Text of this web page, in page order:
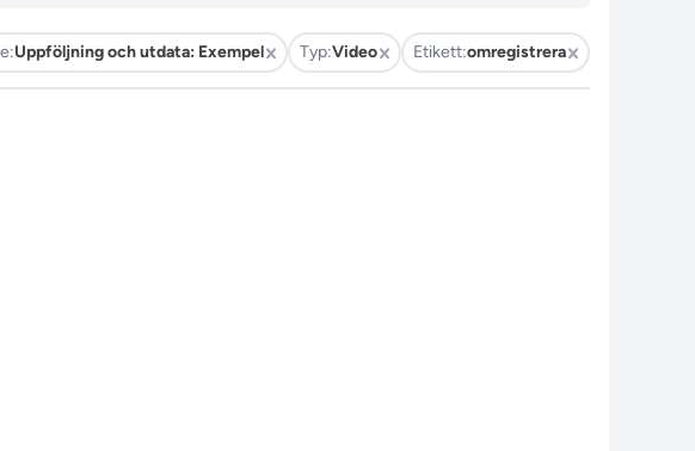
Uppföljning och utdata: Exempel Typ:Video Etikett:omregistrera